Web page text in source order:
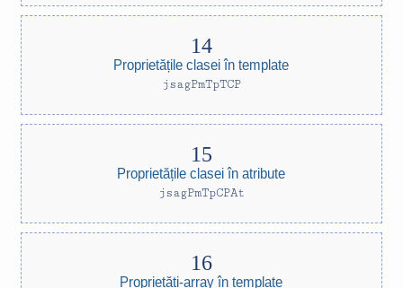
Proprietățile clasei în template
jsagPmTpTCP
Proprietățile clasei în atribute
jsagPmTpCPAt
Proprietăți-array în template